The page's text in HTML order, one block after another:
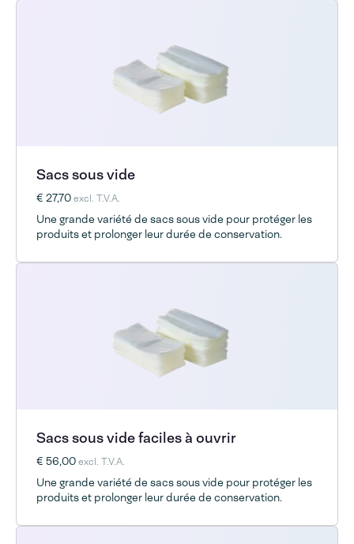
Sacs sous vide
€ 27,70excl. T.V.A.
Une grande variété de sacs sous vide pour protéger les
produits et prolonger leur durée de conservation.
Sacs sous vide faciles à ouvrir
€ 56,00excl. T.V.A.
Une grande variété de sacs sous vide pour protéger les
produits et prolonger leur durée de conservation.